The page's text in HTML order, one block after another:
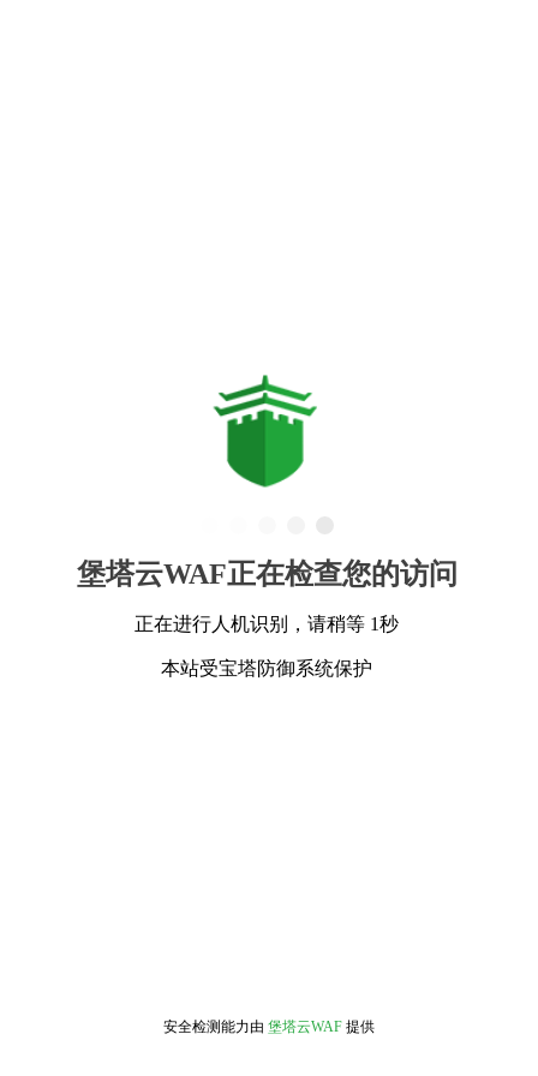
堡塔云WAF正在检查您的访问
正在进行人机识别，请稍等 1秒
本站受宝塔防御系统保护
安全检测能力由 堡塔云WAF 提供